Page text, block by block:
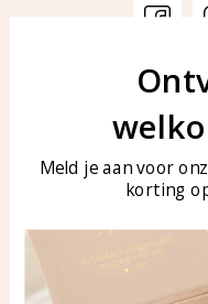
Veelgestelde vragen
Sieraden onderhouden
Meld je aan voor
korting